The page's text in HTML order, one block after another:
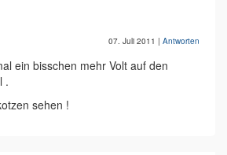
07. Juli 2011 | Antworten
ein bisschen mehr Volt auf den
.
sehen !